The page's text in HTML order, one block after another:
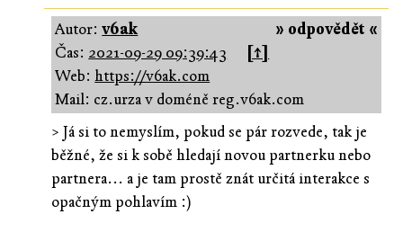
» odpovědět «
Autor:v6ak
Čas: 2021-09-29 09:39:43
[↑]
Web:https://v6ak.com
Mail: cz.urza v doméně reg.v6ak.com
> Já si to nemyslím, pokud se pár rozvede, tak je
běžné, že si k sobě hledají novou partnerku nebo
partnera... a je tam prostě znát určitá interakce s
opačným pohlavím :)